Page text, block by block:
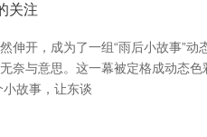
关注
开，成为了一组“雨后小故事”
与意思。这一幕被定格成动态色
故事，让东谈